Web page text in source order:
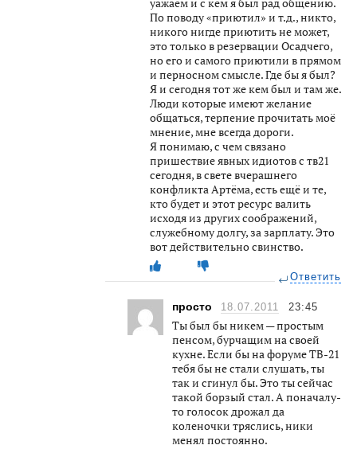
уажаем и с кем я был рад общению.
По поводу «приютил» и т.д., никто,
никого нигде приютить не может,
это только в резервации Осадчего,
но его и самого приютили в прямом
и перносном смысле. Где бы я был?
Я и сегодня тот же кем был и там же.
Люди которые имеют желание
общаться, терпение прочитать моё
мнение, мне всегда дороги.
Я понимаю, с чем связано
пришествие явных идиотов с тв21
сегодня, в свете вчерашнего
конфликта Артёма, есть ещё и те,
кто будет и этот ресурс валить
исходя из других соображений,
служебному долгу, за зарплату. Это
вот действительно свинство.
Ответить
просто 18.07.2011 23:45
Ты был бы никем — простым
пенсом, бурчащим на своей
кухне. Если бы на форуме ТВ-21
тебя бы не стали слушать, ты
так и сгинул бы. Это ты сейчас
такой борзый стал. А поначалу-
то голосок дрожал да
коленочки тряслись, ники
менял постоянно.